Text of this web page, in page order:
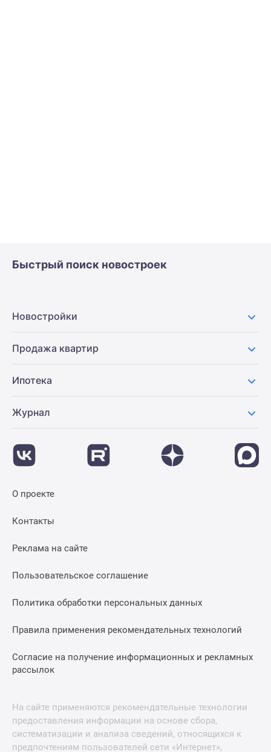
Быстрый поиск новостроек
Новостройки
Продажа квартир
Ипотека
Журнал
О проекте
Контакты
Реклама на сайте
Пользовательское соглашение
Политика обработки персональных данных
Правила применения рекомендательных технологий
Согласие на получение информационных и рекламных
рассылок
На сайте применяются рекомендательные технологии
предоставления информации на основе сбора,
систематизации и анализа сведений, относящихся к
предпочтениям пользователей сети «Интернет»,